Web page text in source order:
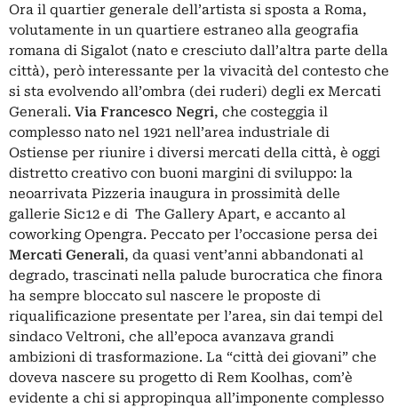
Ora il quartier generale dell’artista si sposta a Roma,
volutamente in un quartiere estraneo alla geografia
romana di Sigalot (nato e cresciuto dall’altra parte della
città), però interessante per la vivacità del contesto che
si sta evolvendo all’ombra (dei ruderi) degli ex Mercati
Generali. Via Francesco Negri, che costeggia il
complesso nato nel 1921 nell’area industriale di
Ostiense per riunire i diversi mercati della città, è oggi
distretto creativo con buoni margini di sviluppo: la
neoarrivata Pizzeria inaugura in prossimità delle
gallerie Sic12 e di The Gallery Apart, e accanto al
coworking Opengra. Peccato per l’occasione persa dei
Mercati Generali, da quasi vent’anni abbandonati al
degrado, trascinati nella palude burocratica che finora
ha sempre bloccato sul nascere le proposte di
riqualificazione presentate per l’area, sin dai tempi del
sindaco Veltroni, che all’epoca avanzava grandi
ambizioni di trasformazione. La “città dei giovani” che
doveva nascere su progetto di Rem Koolhas, com’è
evidente a chi si appropinqua all’imponente complesso